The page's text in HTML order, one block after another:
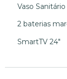
Vaso
2 baterias
SmartTV 24″